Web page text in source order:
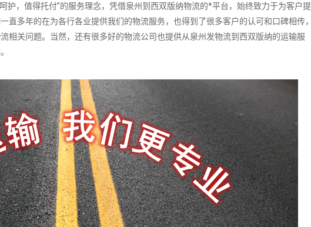
，值得托付”的服务理念，凭借泉州到西双版纳物流的*平台，始终致力于为客户提
多年的在为各行各业提供我们的物流服务，也得到了很多客户的认可和口碑相传，
相关问题。当然，还有很多好的物流公司也提供从泉州发物流到西双版纳的运输服